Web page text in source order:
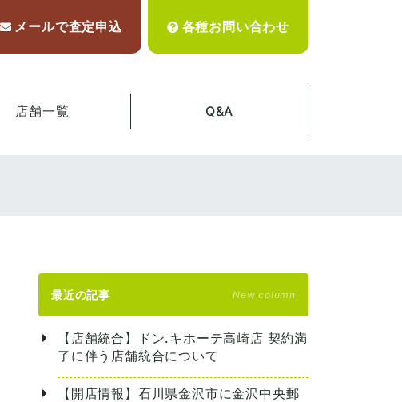
メールで査定申込 各種お問い合わせ
店舗一覧 Q&A
最近の記事 New column
【店舗統合】ドン.キホーテ高崎店 契約満
了に伴う店舗統合について
【開店情報】石川県金沢市に金沢中央郵